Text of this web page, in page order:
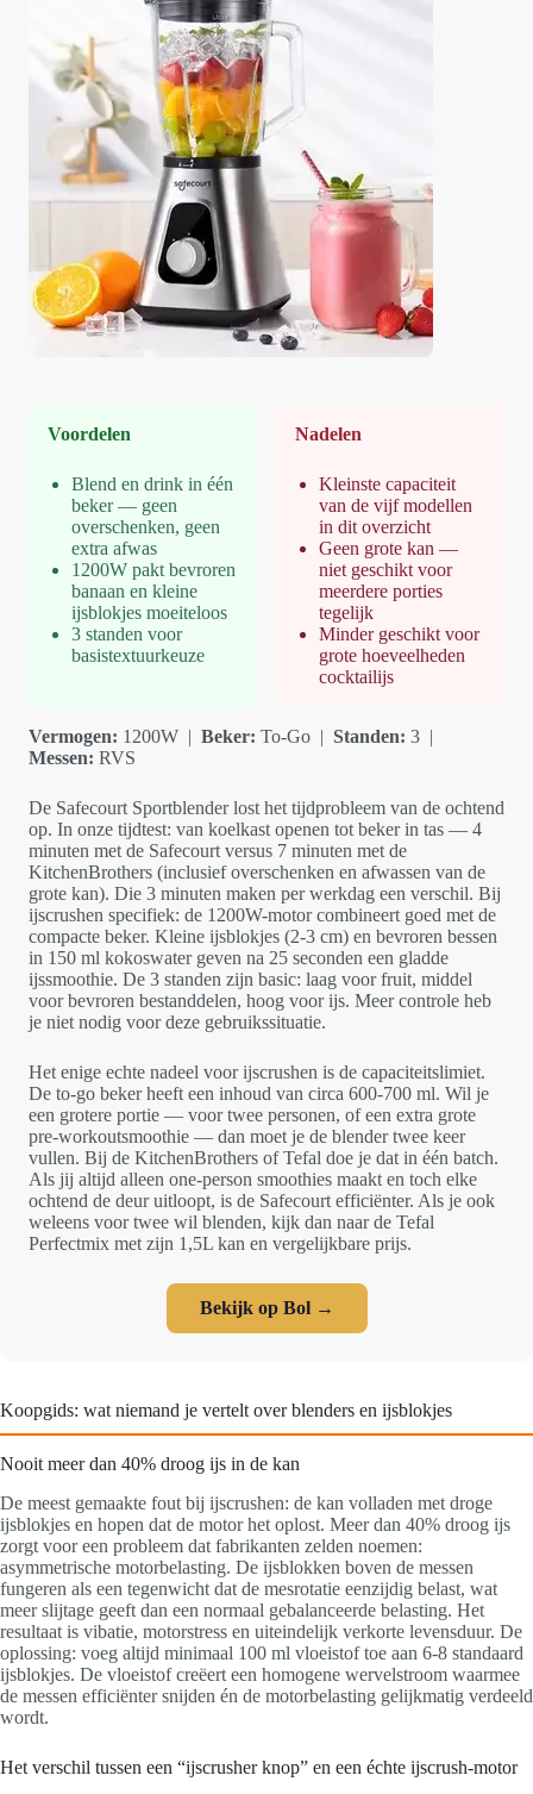
Voordelen
Blend en drink in één
beker — geen
overschenken, geen
extra afwas
1200W pakt bevroren
banaan en kleine
ijsblokjes moeiteloos
3 standen voor
basistextuurkeuze
Nadelen
Kleinste capaciteit
van de vijf modellen
in dit overzicht
Geen grote kan —
niet geschikt voor
meerdere porties
tegelijk
Minder geschikt voor
grote hoeveelheden
cocktailijs
Vermogen: 1200W | Beker: To-Go | Standen: 3 |
Messen: RVS
De Safecourt Sportblender lost het tijdprobleem van de ochtend
op. In onze tijdtest: van koelkast openen tot beker in tas — 4
minuten met de Safecourt versus 7 minuten met de
KitchenBrothers (inclusief overschenken en afwassen van de
grote kan). Die 3 minuten maken per werkdag een verschil. Bij
ijscrushen specifiek: de 1200W-motor combineert goed met de
compacte beker. Kleine ijsblokjes (2-3 cm) en bevroren bessen
in 150 ml kokoswater geven na 25 seconden een gladde
ijssmoothie. De 3 standen zijn basic: laag voor fruit, middel
voor bevroren bestanddelen, hoog voor ijs. Meer controle heb
je niet nodig voor deze gebruikssituatie.
Het enige echte nadeel voor ijscrushen is de capaciteitslimiet.
De to-go beker heeft een inhoud van circa 600-700 ml. Wil je
een grotere portie — voor twee personen, of een extra grote
pre-workoutsmoothie — dan moet je de blender twee keer
vullen. Bij de KitchenBrothers of Tefal doe je dat in één batch.
Als jij altijd alleen one-person smoothies maakt en toch elke
ochtend de deur uitloopt, is de Safecourt efficiënter. Als je ook
weleens voor twee wil blenden, kijk dan naar de Tefal
Perfectmix met zijn 1,5L kan en vergelijkbare prijs.
Bekijk op Bol →
Koopgids: wat niemand je vertelt over blenders en ijsblokjes
Nooit meer dan 40% droog ijs in de kan
De meest gemaakte fout bij ijscrushen: de kan volladen met droge
ijsblokjes en hopen dat de motor het oplost. Meer dan 40% droog ijs
zorgt voor een probleem dat fabrikanten zelden noemen:
asymmetrische motorbelasting. De ijsblokken boven de messen
fungeren als een tegenwicht dat de mesrotatie eenzijdig belast, wat
meer slijtage geeft dan een normaal gebalanceerde belasting. Het
resultaat is vibatie, motorstress en uiteindelijk verkorte levensduur. De
oplossing: voeg altijd minimaal 100 ml vloeistof toe aan 6-8 standaard
ijsblokjes. De vloeistof creëert een homogene wervelstroom waarmee
de messen efficiënter snijden én de motorbelasting gelijkmatig verdeeld
wordt.
Het verschil tussen een “ijscrusher knop” en een échte ijscrush-motor